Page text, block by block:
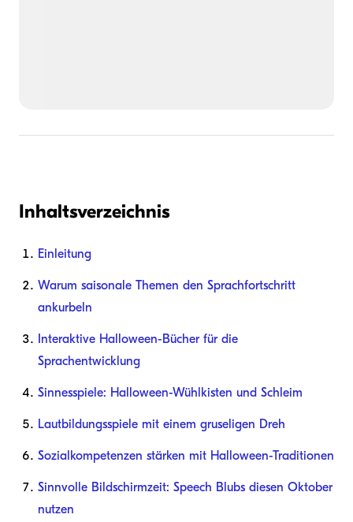
Inhaltsverzeichnis
Einleitung
Warum saisonale Themen den Sprachfortschritt
ankurbeln
Interaktive Halloween-Bücher für die
Sprachentwicklung
Sinnesspiele: Halloween-Wühlkisten und Schleim
Lautbildungsspiele mit einem gruseligen Dreh
Sozialkompetenzen stärken mit Halloween-Traditionen
Sinnvolle Bildschirmzeit: Speech Blubs diesen Oktober
nutzen